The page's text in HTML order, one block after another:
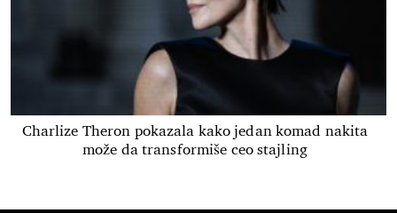
Charlize Theron pokazala kako jedan komad nakita
može da transformiše ceo stajling